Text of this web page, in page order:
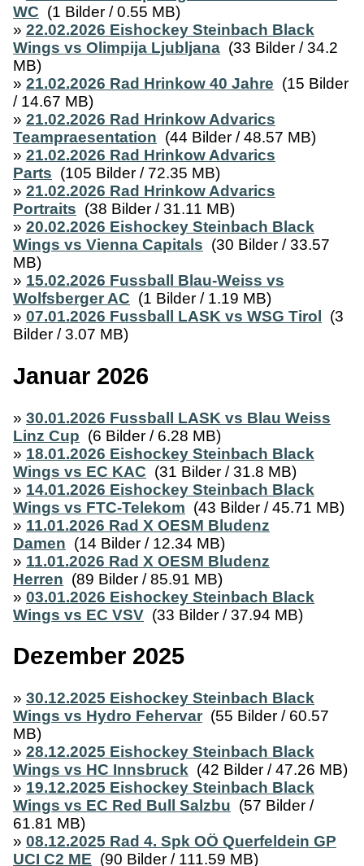
WC (1 Bilder / 0.55 MB)
» 22.02.2026 Eishockey Steinbach Black
Wings vs Olimpija Ljubljana (33 Bilder / 34.2
MB)
» 21.02.2026 Rad Hrinkow 40 Jahre (15 Bilder
/ 14.67 MB)
» 21.02.2026 Rad Hrinkow Advarics
Teampraesentation (44 Bilder / 48.57 MB)
» 21.02.2026 Rad Hrinkow Advarics
Parts (105 Bilder / 72.35 MB)
» 21.02.2026 Rad Hrinkow Advarics
Portraits (38 Bilder / 31.11 MB)
» 20.02.2026 Eishockey Steinbach Black
Wings vs Vienna Capitals (30 Bilder / 33.57
MB)
» 15.02.2026 Fussball Blau-Weiss vs
Wolfsberger AC (1 Bilder / 1.19 MB)
» 07.01.2026 Fussball LASK vs WSG Tirol (3
Bilder / 3.07 MB)
Januar 2026
» 30.01.2026 Fussball LASK vs Blau Weiss
Linz Cup (6 Bilder / 6.28 MB)
» 18.01.2026 Eishockey Steinbach Black
Wings vs EC KAC (31 Bilder / 31.8 MB)
» 14.01.2026 Eishockey Steinbach Black
Wings vs FTC-Telekom (43 Bilder / 45.71 MB)
» 11.01.2026 Rad X OESM Bludenz
Damen (14 Bilder / 12.34 MB)
» 11.01.2026 Rad X OESM Bludenz
Herren (89 Bilder / 85.91 MB)
» 03.01.2026 Eishockey Steinbach Black
Wings vs EC VSV (33 Bilder / 37.94 MB)
Dezember 2025
» 30.12.2025 Eishockey Steinbach Black
Wings vs Hydro Fehervar (55 Bilder / 60.57
MB)
» 28.12.2025 Eishockey Steinbach Black
Wings vs HC Innsbruck (42 Bilder / 47.26 MB)
» 19.12.2025 Eishockey Steinbach Black
Wings vs EC Red Bull Salzbu (57 Bilder /
61.81 MB)
» 08.12.2025 Rad 4. Spk OÖ Querfeldein GP
UCI C2 ME (90 Bilder / 111.59 MB)